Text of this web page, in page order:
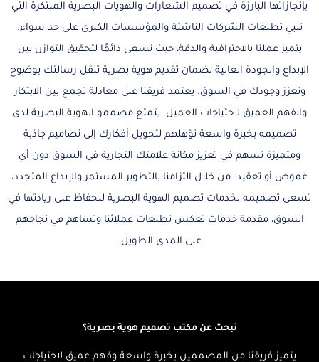
بإنجازاتها البارزة في تصميم الشعارات والهويات البصرية المبتكرة التي
تلبي تطلعات الشركات الناشئة والمؤسسات الكبرى على حد سواء.
يتميز عملنا بالاحترافية والدقة، حيث نسعى دائمًا لتحقيق التوازن بين
الإبداع والجودة العالية لضمان تقديم هوية بصرية تنقل رسالتك بوضوح
وتعزز وجودك في السوق. يعتمد فريقنا على معادلة تجمع بين الابتكار
والفهم العميق لاحتياجات العميل. يتمتع مصممو الهوية البصرية لدى
تصميمه بخبرة واسعة تؤهلهم لتحويل أفكارك إلى تصاميم جاذبة
ومتميزة تسهم في تعزيز مكانة علامتك التجارية في السوق دون أي
غموض أو تعقيد. من خلال التزامنا بالتطوير المستمر والإبداع المتجدد،
تسعى تصميمه لخدمات تصميم الهوية البصرية للحفاظ على ريادتها في
السوق، مقدمة خدمات تعكس تطلعات عملائنا وتساهم في نجاحهم
على المدى الطويل.
تبحث عن مكتب تصميم هوية بصرية؟
يتميز فريقنا من المصممين بخبرة واسعة وفهم عميق لاحتياجات